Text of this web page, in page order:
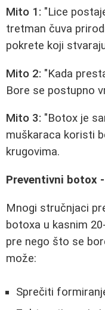
Mito 1: "Lice
tretman čuva
pokrete koji
Mito 2: "Kada
Bore se postupno
Mito 3: "Botox je
muškaraca koristi
krugovima.
Preventivni botox
Mnogi stručnjaci
botoxa u kasnim
pre nego što se
može:
Sprečiti